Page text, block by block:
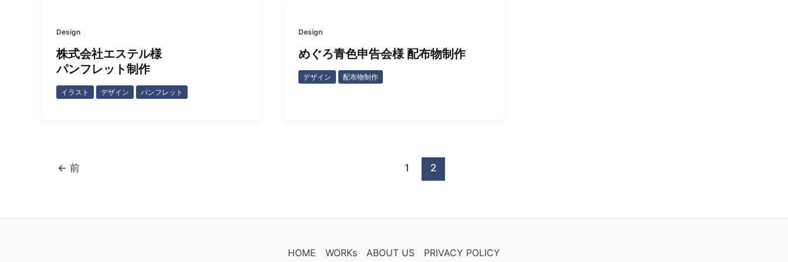
Design
株式会社エステル様
パンフレット制作
イラスト デザイン パンフレット
Design
めぐろ青色申告会様 配布物制作
デザイン 配布物制作
← 前 1 2
HOME WORKs ABOUT US PRIVACY POLICY